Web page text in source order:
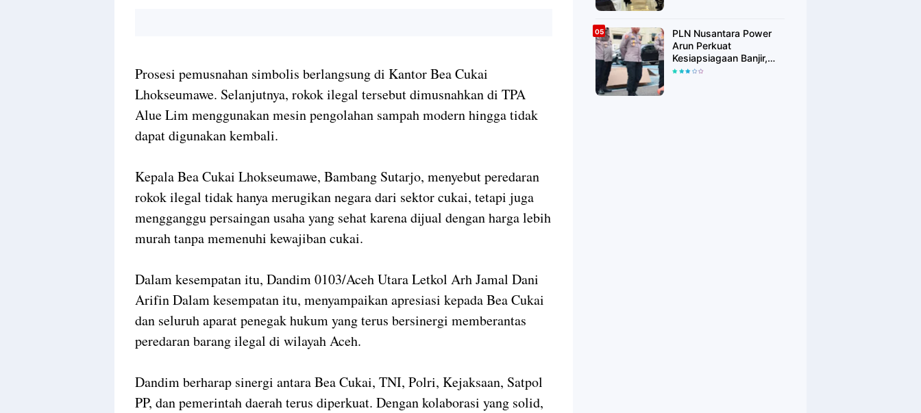
Prosesi pemusnahan simbolis berlangsung di Kantor Bea Cukai
Lhokseumawe. Selanjutnya, rokok ilegal tersebut dimusnahkan di TPA
Alue Lim menggunakan mesin pengolahan sampah modern hingga tidak
dapat digunakan kembali.
Kepala Bea Cukai Lhokseumawe, Bambang Sutarjo, menyebut peredaran
rokok ilegal tidak hanya merugikan negara dari sektor cukai, tetapi juga
mengganggu persaingan usaha yang sehat karena dijual dengan harga lebih
murah tanpa memenuhi kewajiban cukai.
Dalam kesempatan itu, Dandim 0103/Aceh Utara Letkol Arh Jamal Dani
Arifin Dalam kesempatan itu, menyampaikan apresiasi kepada Bea Cukai
dan seluruh aparat penegak hukum yang terus bersinergi memberantas
peredaran barang ilegal di wilayah Aceh.
Dandim berharap sinergi antara Bea Cukai, TNI, Polri, Kejaksaan, Satpol
PP, dan pemerintah daerah terus diperkuat. Dengan kolaborasi yang solid,
PLN Nusantara Power
Arun Perkuat
Kesiapsiagaan Banjir,
Polres Lhokseumawe